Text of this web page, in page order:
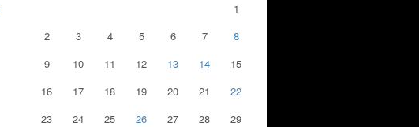
1
2
3 4 5 6 7
8
9
10 11 12 13 14
15
16
17 18 19 20 21
22
23
24 25 26 27 28
29